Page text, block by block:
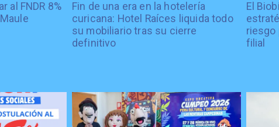
al FNDR 8%
Fin de una era en la hotelería
curicana: Hotel Raíces liquida todo
su mobiliario tras su cierre
definitivo
El
riesgo
filial